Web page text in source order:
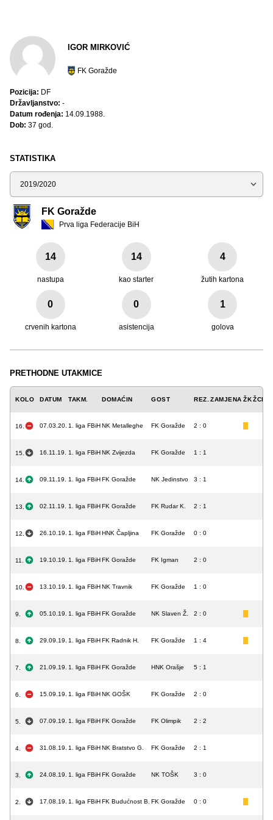
STATISTIKA
Sezona
FK Goražde
Prva liga Federacije BiH
14
nastupa
14
kao starter
4
žutih kartona
0
crvenih kartona
0
asistencija
1
golova
PRETHODNE UTAKMICE
KOLO DATUM TAKM. DOMAĆIN GOST REZ. ZAMJENA ŽKŽCK
16. 07.03.20. 1. liga FBiHNK Metalleghe FK Goražde 2 : 0
15. 16.11.19. 1. liga FBiHNK Zvijezda FK Goražde 1 : 1
14. 09.11.19. 1. liga FBiHFK Goražde NK Jedinstvo 3 : 1
13. 02.11.19. 1. liga FBiHFK Goražde FK Rudar K. 2 : 1
12. 26.10.19. 1. liga FBiHHNK Čapljina FK Goražde 0 : 0
11. 19.10.19. 1. liga FBiHFK Goražde FK Igman 2 : 0
10. 13.10.19. 1. liga FBiHNK Travnik FK Goražde 1 : 0
9. 05.10.19. 1. liga FBiHFK Goražde NK Slaven Ž. 2 : 0
8. 29.09.19. 1. liga FBiHFK Radnik H. FK Goražde 1 : 4
7. 21.09.19. 1. liga FBiHFK Goražde HNK Orašje 5 : 1
6. 15.09.19. 1. liga FBiHNK GOŠK FK Goražde 2 : 0
5. 07.09.19. 1. liga FBiHFK Goražde FK Olimpik 2 : 2
4. 31.08.19. 1. liga FBiHNK Bratstvo G. FK Goražde 2 : 1
3. 24.08.19. 1. liga FBiHFK Goražde NK TOŠK 3 : 0
2. 17.08.19. 1. liga FBiHFK Budućnost B. FK Goražde 0 : 0
IGOR MIRKOVIĆ
FK Goražde
Pozicija: DF
Državljanstvo: -
Datum rođenja: 14.09.1988.
Dob: 37 god.